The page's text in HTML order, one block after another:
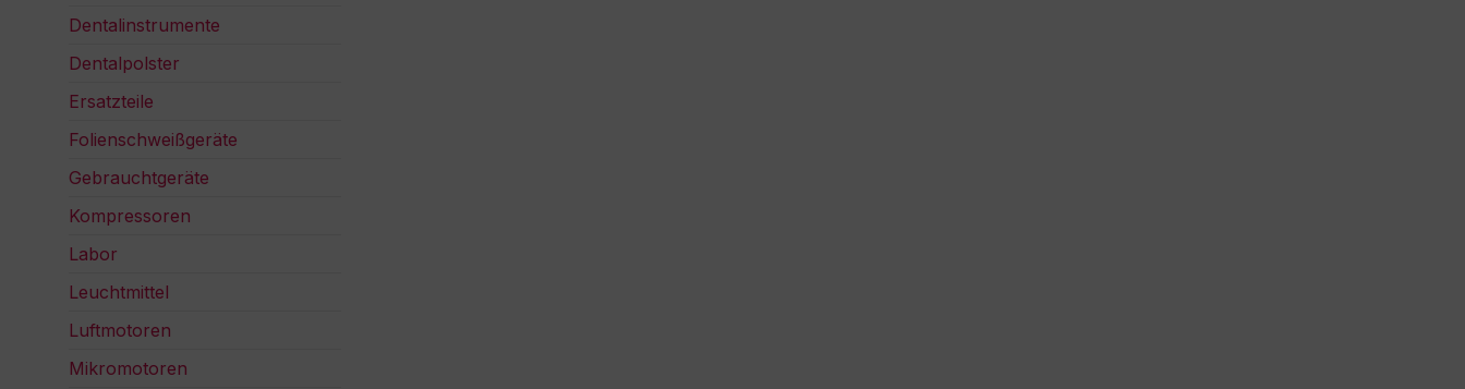
Dentalinstrumente
Dentalpolster
Ersatzteile
Folienschweißgeräte
Gebrauchtgeräte
Kompressoren
Labor
Leuchtmittel
Luftmotoren
Mikromotoren